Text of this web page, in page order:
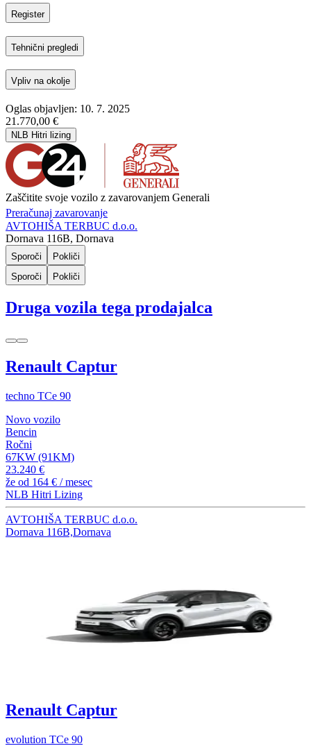
Register
Tehnični pregledi
Vpliv na okolje
Oglas objavljen: 10. 7. 2025
21.770,00 €
NLB Hitri lizing
Zaščitite svoje vozilo z zavarovanjem Generali
Preračunaj zavarovanje
AVTOHIŠA TERBUC d.o.o.
Dornava 116B, Dornava
Sporoči
Pokliči
Sporoči
Pokliči
Druga vozila tega prodajalca
Renault Captur
techno TCe 90
Novo vozilo
Bencin
Ročni
67KW (91KM)
23.240 €
že od 164 € / mesec
NLB Hitri Lizing
AVTOHIŠA TERBUC d.o.o.
Dornava 116B,Dornava
Renault Captur
evolution TCe 90